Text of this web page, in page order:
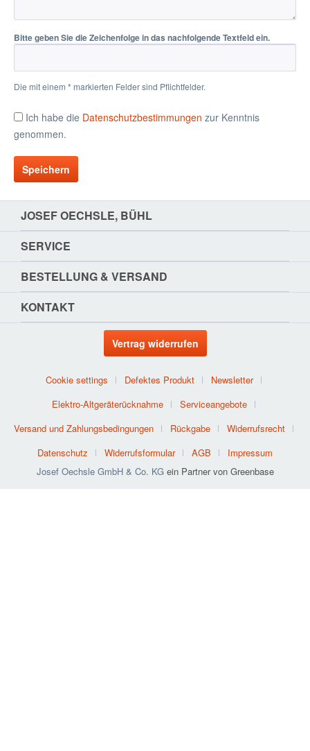
Bitte geben Sie die Zeichenfolge in das nachfolgende Textfeld ein.
Die mit einem * markierten Felder sind Pflichtfelder.
Ich habe die Datenschutzbestimmungen zur Kenntnis
genommen.
Speichern
JOSEF OECHSLE, BÜHL
SERVICE
BESTELLUNG & VERSAND
KONTAKT
Vertrag widerrufen
Cookie settings Defektes Produkt
Newsletter
Elektro-Altgeräterücknahme
Serviceangebote
Versand und Zahlungsbedingungen
Rückgabe
Widerrufsrecht
Datenschutz
Widerrufsformular AGB
Impressum
Josef Oechsle GmbH & Co. KG ein Partner von Greenbase